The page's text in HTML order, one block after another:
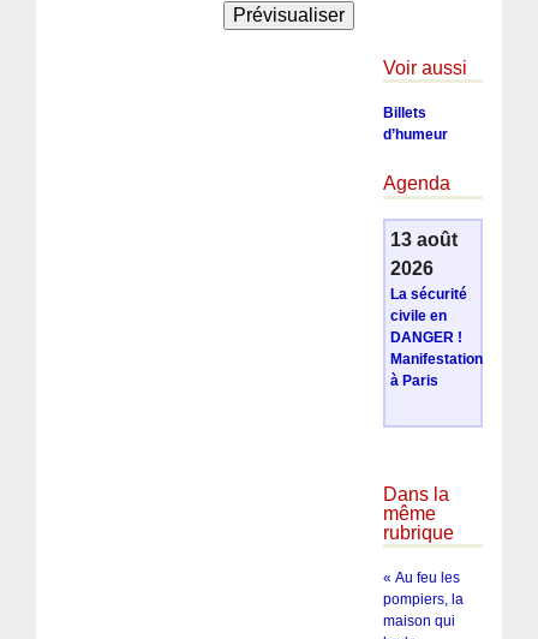
Voir aussi
Billets
d’humeur
Agenda
13 août
2026
La sécurité
civile en
DANGER !
Manifestation
à Paris
Dans la
même
rubrique
« Au feu les
pompiers, la
maison qui